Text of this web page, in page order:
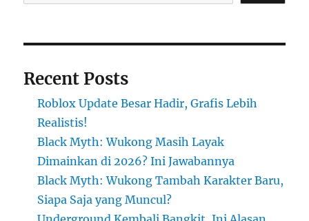
Recent Posts
Roblox Update Besar Hadir, Grafis Lebih
Realistis!
Black Myth: Wukong Masih Layak
Dimainkan di 2026? Ini Jawabannya
Black Myth: Wukong Tambah Karakter Baru,
Siapa Saja yang Muncul?